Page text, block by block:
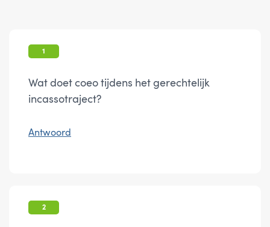
1
Wat doet coeo tijdens het gerechtelijk
incassotraject?
Antwoord
2